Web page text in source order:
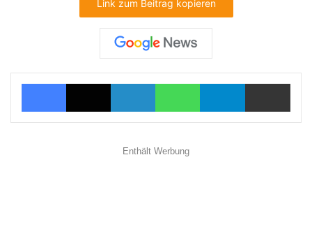
Link zum Beitrag kopieren
FacebookX LinkedIn WhatsAppTelegramTeilen via E-Mail
Enthält Werbung